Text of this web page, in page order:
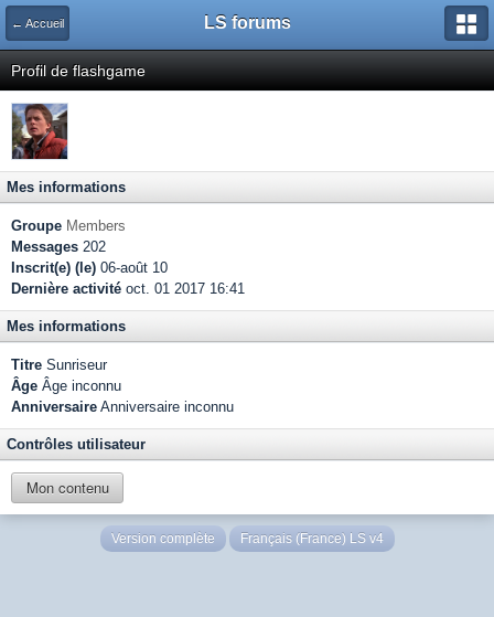
← Accueil LS forums
Profil de flashgame
Mes informations
Groupe Members
Messages 202
Inscrit(e) (le) 06-août 10
Dernière activité oct. 01 2017 16:41
Mes informations
Titre Sunriseur
Âge Âge inconnu
Anniversaire Anniversaire inconnu
Contrôles utilisateur
Mon contenu
Version complète Français (France) LS v4